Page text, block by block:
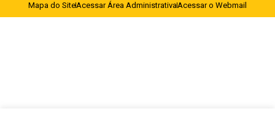
Mapa do SiteAcessar Área AdministrativaAcessar o Webmail